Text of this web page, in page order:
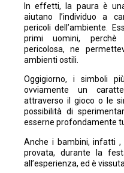
In effetti, la paura è
aiutano l’individuo a
pericoli dell’ambiente.
primi uomini, perchè
pericolosa, ne
ambienti ostili.
Oggigiorno, i simboli
ovviamente un
attraverso il gioco o le
possibilità di
esserne profondamente
Anche i bambini, infatti ,
provata, durante la
all’esperienza, ed è